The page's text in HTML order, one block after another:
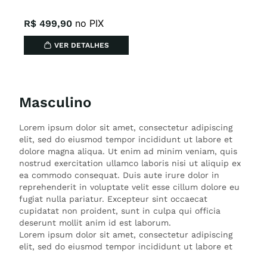
R$ 499,90 no PIX
VER DETALHES
Masculino
Lorem ipsum dolor sit amet, consectetur adipiscing
elit, sed do eiusmod tempor incididunt ut labore et
dolore magna aliqua. Ut enim ad minim veniam, quis
nostrud exercitation ullamco laboris nisi ut aliquip ex
ea commodo consequat. Duis aute irure dolor in
reprehenderit in voluptate velit esse cillum dolore eu
fugiat nulla pariatur. Excepteur sint occaecat
cupidatat non proident, sunt in culpa qui officia
deserunt mollit anim id est laborum.
Lorem ipsum dolor sit amet, consectetur adipiscing
elit, sed do eiusmod tempor incididunt ut labore et